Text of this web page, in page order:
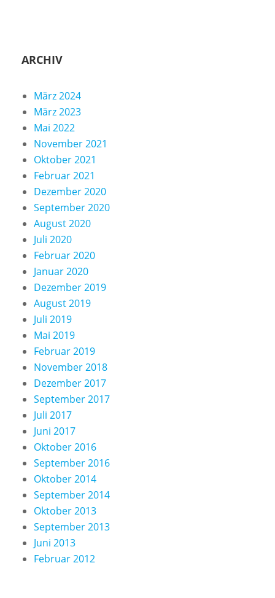
ARCHIV
März 2024
März 2023
Mai 2022
November 2021
Oktober 2021
Februar 2021
Dezember 2020
September 2020
August 2020
Juli 2020
Februar 2020
Januar 2020
Dezember 2019
August 2019
Juli 2019
Mai 2019
Februar 2019
November 2018
Dezember 2017
September 2017
Juli 2017
Juni 2017
Oktober 2016
September 2016
Oktober 2014
September 2014
Oktober 2013
September 2013
Juni 2013
Februar 2012